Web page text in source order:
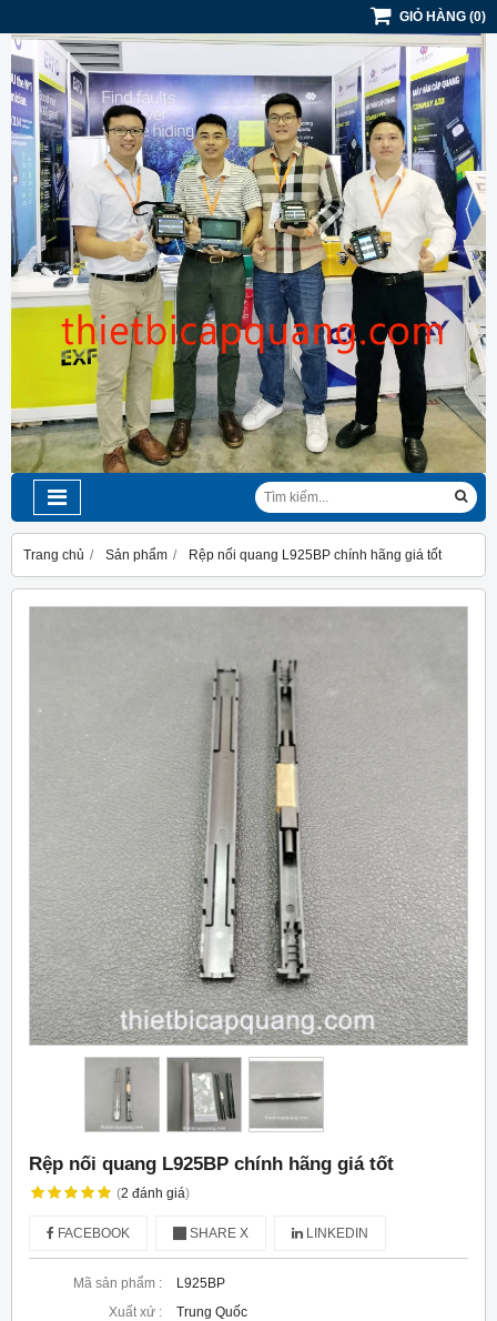
GIỎ HÀNG (0)
Trang chủ Sản phẩm Rệp nối quang L925BP chính hãng giá tốt
Rệp nối quang L925BP chính hãng giá tốt
(2 đánh giá)
FACEBOOK SHARE X LINKEDIN
Mã sản phẩm :
L925BP
Xuất xứ :
Trung Quốc